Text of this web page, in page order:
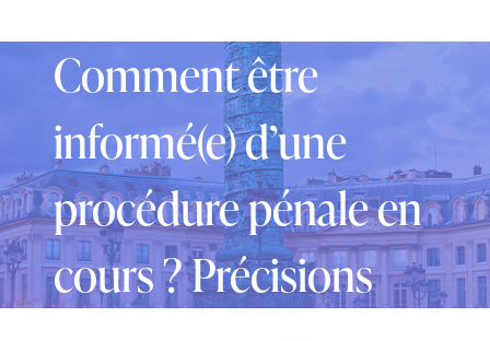
Comment être
informé(e) d’une
procédure pénale en
cours ? Précisions